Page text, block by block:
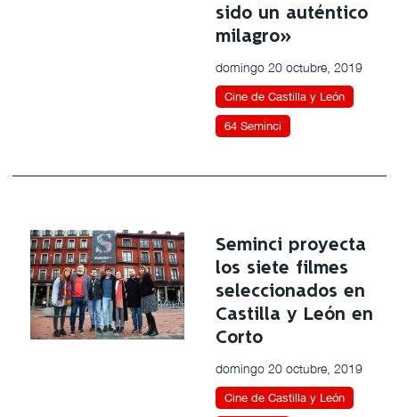
sido un auténtico
milagro»
domingo 20 octubre, 2019
Cine de Castilla y León
64 Seminci
Seminci proyecta
los siete filmes
seleccionados en
Castilla y León en
Corto
domingo 20 octubre, 2019
Cine de Castilla y León